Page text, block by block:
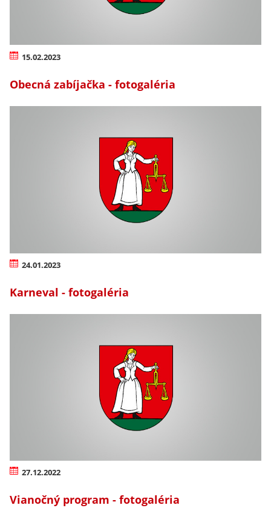
15.02.2023
Obecná zabíjačka - fotogaléria
24.01.2023
Karneval - fotogaléria
27.12.2022
Vianočný program - fotogaléria